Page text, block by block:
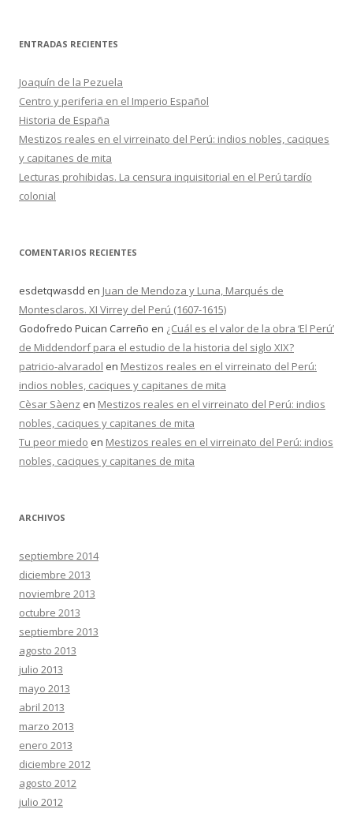
c
r
:
ENTRADAS RECIENTES
Joaquín de la Pezuela
Centro y periferia en el Imperio Español
Historia de España
Mestizos reales en el virreinato del Perú: indios nobles, caciques
y capitanes de mita
Lecturas prohibidas. La censura inquisitorial en el Perú tardío
colonial
COMENTARIOS RECIENTES
esdetqwasdd en Juan de Mendoza y Luna, Marqués de
Montesclaros. XI Virrey del Perú (1607-1615)
Godofredo Puican Carreño en ¿Cuál es el valor de la obra ‘El Perú’
de Middendorf para el estudio de la historia del siglo XIX?
patricio-alvaradol en Mestizos reales en el virreinato del Perú:
indios nobles, caciques y capitanes de mita
Cèsar Sàenz en Mestizos reales en el virreinato del Perú: indios
nobles, caciques y capitanes de mita
Tu peor miedo en Mestizos reales en el virreinato del Perú: indios
nobles, caciques y capitanes de mita
ARCHIVOS
septiembre 2014
diciembre 2013
noviembre 2013
octubre 2013
septiembre 2013
agosto 2013
julio 2013
mayo 2013
abril 2013
marzo 2013
enero 2013
diciembre 2012
agosto 2012
julio 2012